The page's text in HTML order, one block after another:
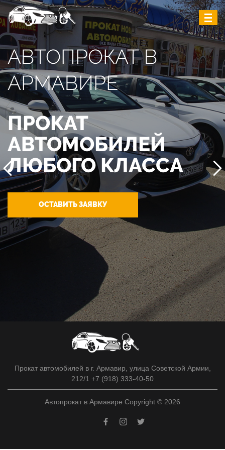
АВТОПРОКАТ В
АРМАВИРЕ
ПРОКАТ
АВТОМОБИЛЕЙ
ЛЮБОГО КЛАССА
ОСТАВИТЬ ЗАЯВКУ
Прокат автомобилей в г. Армавир, улица Советской Армии,
212/1 +7 (918) 333-40-50
Автопрокат в Армавире Copyright © 2026